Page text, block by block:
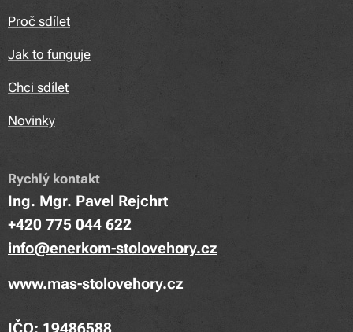
Proč sdílet
Jak to funguje
Chci sdílet
Novinky
Rychlý kontakt
Ing. Mgr. Pavel Rejchrt
+420 775 044 622
info@enerkom-stolovehory.cz
www.mas-stolovehory.cz
IČO: 19486588